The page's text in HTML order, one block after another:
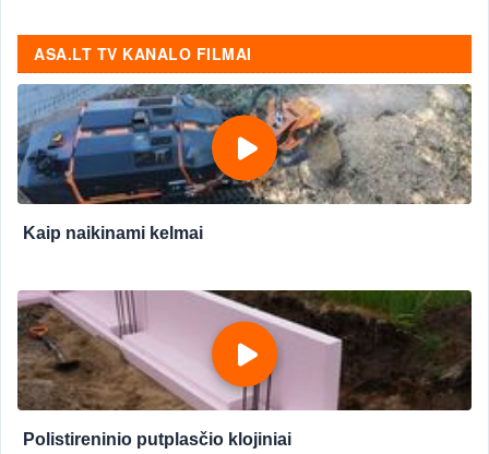
ASA.LT TV KANALO FILMAI
Kaip naikinami kelmai
Polistireninio putplasčio klojiniai